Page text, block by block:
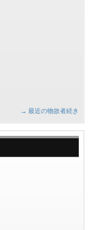
→ 最近の物故者続き